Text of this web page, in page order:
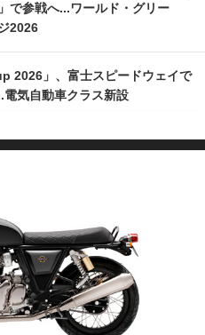
で参戦へ...ワールド・グリー
2026
2026」、富士スピードウェイで
気自動車クラス新設